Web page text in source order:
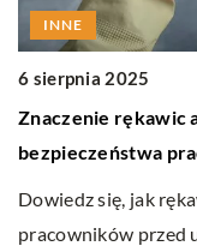
INNE
6 sierpnia 2025
Znaczenie rękawic
bezpieczeństwa
Dowiedz się, jak
pracowników przed